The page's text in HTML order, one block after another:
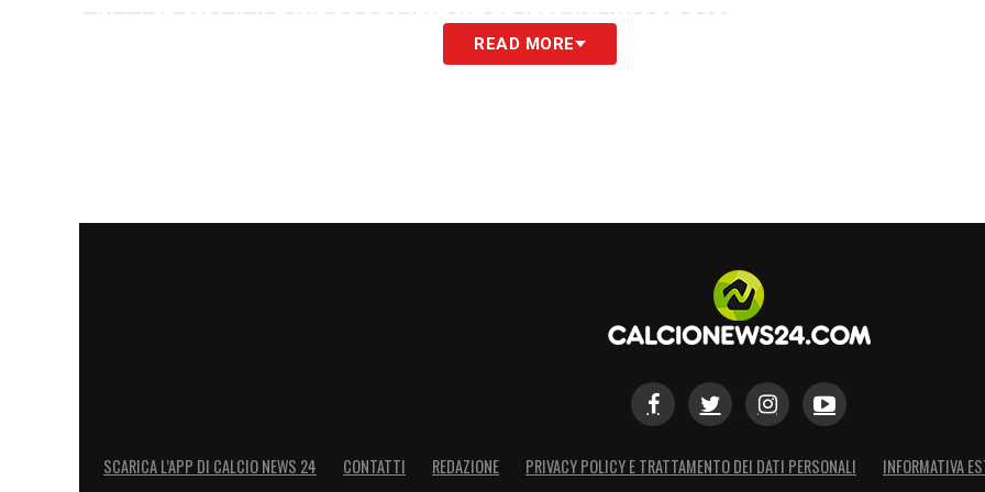
TUTTE LE NOTIZIE SUI ROSSOBLU SU CAGLIARINEWS24.COM
READ MORE
SCARICA L’APP DI CALCIO NEWS 24 CONTATTI REDAZIONE PRIVACY POLICY E TRATTAMENTO DEI DATI PERSONALI INFORMATIVA